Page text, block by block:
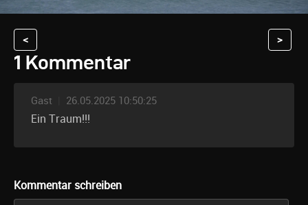
< >
1 Kommentar
Gast 26.05.2025 10:50:25
Ein Traum!!!
Kommentar schreiben